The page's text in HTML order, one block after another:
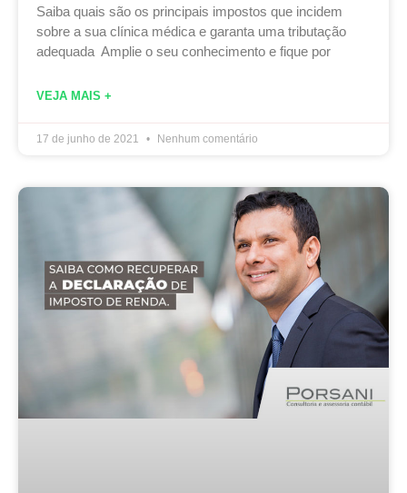
Saiba quais são os principais impostos que incidem
sobre a sua clínica médica e garanta uma tributação
adequada Amplie o seu conhecimento e fique por
VEJA MAIS +
17 de junho de 2021 Nenhum comentário